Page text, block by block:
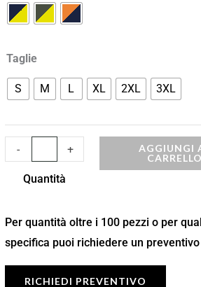
Taglie
S M L XL 2XL 3XL
-
quantità
+
AGGIUNGI
CARRELLO
Quantità
Per quantità oltre i 100 pezzi o per
specifica puoi richiedere un
RICHIEDI PREVENTIVO